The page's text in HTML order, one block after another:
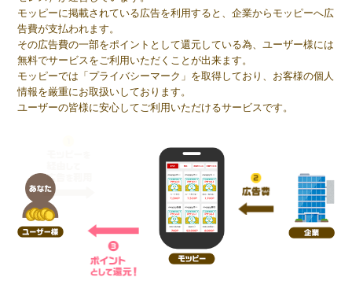
モッピーに掲載されている広告を利用すると、企業からモッピーへ広
告費が支払われます。
その広告費の一部をポイントとして還元している為、ユーザー様には
無料でサービスをご利用いただくことが出来ます。
モッピーでは「プライバシーマーク」を取得しており、お客様の個人
情報を厳重にお取扱いしております。
ユーザーの皆様に安心してご利用いただけるサービスです。